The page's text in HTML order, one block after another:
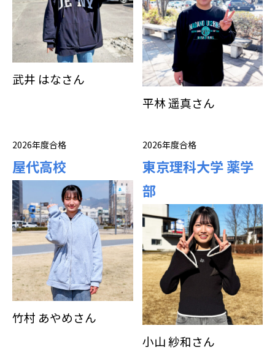
武井 はなさん
平林 遥真さん
2026年度合格
屋代高校
竹村 あやめさん
2026年度合格
東京理科大学 薬学
部
小山 紗和さん